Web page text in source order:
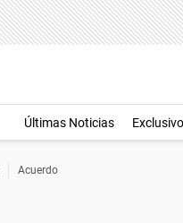
Últimas Noticias
Acuerdo